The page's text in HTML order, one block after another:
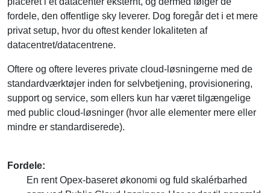
privat setup, hvor du oftest kender lokaliteten af
datacentret/datacentrene.
Oftere og oftere leveres private cloud-løsningerne med de
support og service, som ellers kun har været tilgængelige
med public cloud-løsninger (hvor alle elementer mere eller
mindre er standardiserede).
som ved Public Cloud-løsninger. Her er der til gengæld
mulighed for komplicerede integrationer som AD-